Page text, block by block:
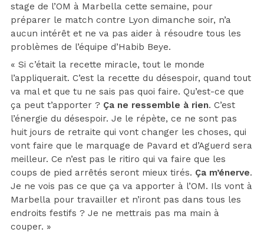
stage de l’OM à Marbella cette semaine, pour
préparer le match contre Lyon dimanche soir, n’a
aucun intérêt et ne va pas aider à résoudre tous les
problèmes de l’équipe d’Habib Beye.
« Si c’était la recette miracle, tout le monde
l’appliquerait. C’est la recette du désespoir, quand tout
va mal et que tu ne sais pas quoi faire. Qu’est-ce que
ça peut t’apporter ? Ça ne ressemble à rien. C’est
l’énergie du désespoir. Je le répète, ce ne sont pas
huit jours de retraite qui vont changer les choses, qui
vont faire que le marquage de Pavard et d’Aguerd sera
meilleur. Ce n’est pas le ritiro qui va faire que les
coups de pied arrêtés seront mieux tirés. Ça m’énerve.
Je ne vois pas ce que ça va apporter à l’OM. Ils vont à
Marbella pour travailler et n’iront pas dans tous les
endroits festifs ? Je ne mettrais pas ma main à
couper. »